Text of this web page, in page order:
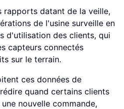
rapports datant de la veille,
de l'usine surveille en
d'utilisation des clients, qui
capteurs connectés
sur le terrain.
ces données de
quand certains clients
nouvelle commande,